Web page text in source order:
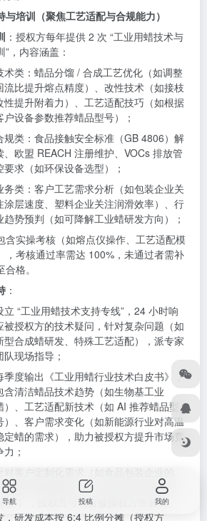
与培训（聚焦工艺适配与合规能力）
：授权方每年提供 2 次 “工业用蜡技术与
”，内容涵盖：
术类：蜡品分馏 / 合成工艺优化（如调整
流比提升熔点精度）、改性技术（如接枝
性提升附着力）、工艺适配技巧（如根据
户设备参数推荐蜡品型号）；
规类：食品接触安全标准（GB 4806）解
、欧盟 REACH 注册维护、VOCs 排放管
要求（如环保设备选型）；
务类：客户工艺需求分析（如包装企业关
涂层速度、塑料企业关注润滑效率）、行
趋势预判（如可降解工业蜡研发方向）；
含实操考核（如熔点仪操作、工艺适配模
，考核通过率需达 100%，未通过者需补
格。
：
立 “工业用蜡技术支持专线”，24 小时响
被授权方的技术疑问，针对复杂问题（如
型合成蜡研发、特殊工艺适配），派专家
队现场指导；
季度输出《工业用蜡行业技术白皮书》，
含清洁蜡品技术趋势（如生物基工业
）、工艺适配新技术（如 AI 推荐蜡品型
）、客户需求变化（如新能源行业对高温
定蜡的需求），助力被授权方提升市场竞
力；
“低熔点高纯度石蜡”、汽车行业的 “高温润
滑蜡”），授权方可联合被授权方开展研
，研发成本按 6:4 比例分摊（授权方
导航 投稿 我的